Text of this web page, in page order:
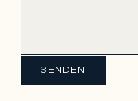
SENDEN